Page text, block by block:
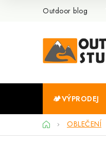
Outdoor blog
🏕️VÝPRODEJ
DomůOBLEČENÍ